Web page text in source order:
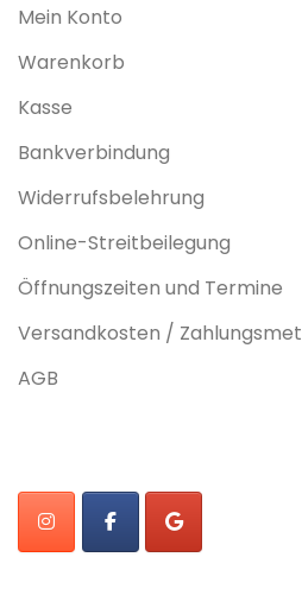
Mein Konto
Warenkorb
Kasse
Bankverbindung
Widerrufsbelehrung
Online-Streitbeilegung
Öffnungszeiten und Termine
Versandkosten /
AGB